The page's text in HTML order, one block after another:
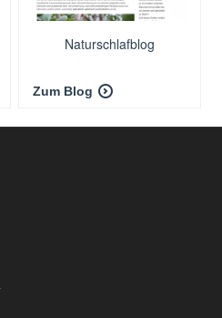
Naturschlafblog
Zum Blog